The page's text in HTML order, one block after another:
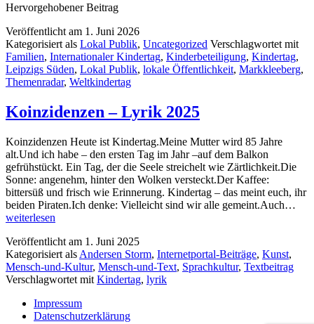
Hervorgehobener Beitrag
Veröffentlicht am 1. Juni 2026
Kategorisiert als Lokal Publik, Uncategorized Verschlagwortet mit
Familien, Internationaler Kindertag, Kinderbeteiligung, Kindertag,
Leipzigs Süden, Lokal Publik, lokale Öffentlichkeit, Markkleeberg,
Themenradar, Weltkindertag
Koinzidenzen – Lyrik 2025
Koinzidenzen Heute ist Kindertag.Meine Mutter wird 85 Jahre
alt.Und ich habe – den ersten Tag im Jahr –auf dem Balkon
gefrühstückt. Ein Tag, der die Seele streichelt wie Zärtlichkeit.Die
Sonne: angenehm, hinter den Wolken versteckt.Der Kaffee:
bittersüß und frisch wie Erinnerung. Kindertag – das meint euch, ihr
beiden Piraten.Ich denke: Vielleicht sind wir alle gemeint.Auch…
weiterlesen
Veröffentlicht am 1. Juni 2025
Kategorisiert als Andersen Storm, Internetportal-Beiträge, Kunst,
Mensch-und-Kultur, Mensch-und-Text, Sprachkultur, Textbeitrag
Verschlagwortet mit Kindertag, lyrik
Impressum
Datenschutzerklärung